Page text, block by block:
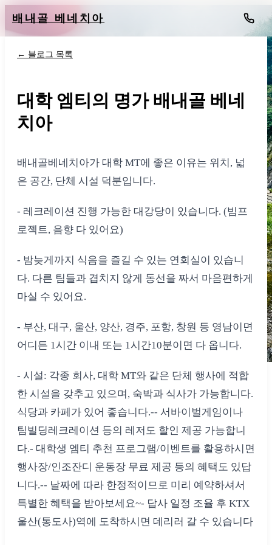
배내골 베네치아
← 블로그 목록
대학 엠티의 명가 배내골 베네
치아
배내골베네치아가 대학 MT에 좋은 이유는 위치, 넓
은 공간, 단체 시설 덕분입니다.
- 레크레이션 진행 가능한 대강당이 있습니다. (빔프
로젝트, 음향 다 있어요)
- 밤늦게까지 식음을 즐길 수 있는 연회실이 있습니
다. 다른 팀들과 겹치지 않게 동선을 짜서 마음편하게
마실 수 있어요.
- 부산, 대구, 울산, 양산, 경주, 포항, 창원 등 영남이면
어디든 1시간 이내 또는 1시간10분이면 다 옵니다.
- 시설: 각종 회사, 대학 MT와 같은 단체 행사에 적합
한 시설을 갖추고 있으며, 숙박과 식사가 가능합니다.
식당과 카페가 있어 좋습니다.-- 서바이벌게임이나
팀빌딩레크레이션 등의 레저도 할인 제공 가능합니
다.- 대학생 엠티 추천 프로그램/이벤트를 활용하시면
행사장/인조잔디 운동장 무료 제공 등의 혜택도 있답
니다.-- 날짜에 따라 한정적이므로 미리 예약하셔서
특별한 혜택을 받아보세요~- 답사 일정 조율 후 KTX
울산(통도사)역에 도착하시면 데리러 갈 수 있습니다